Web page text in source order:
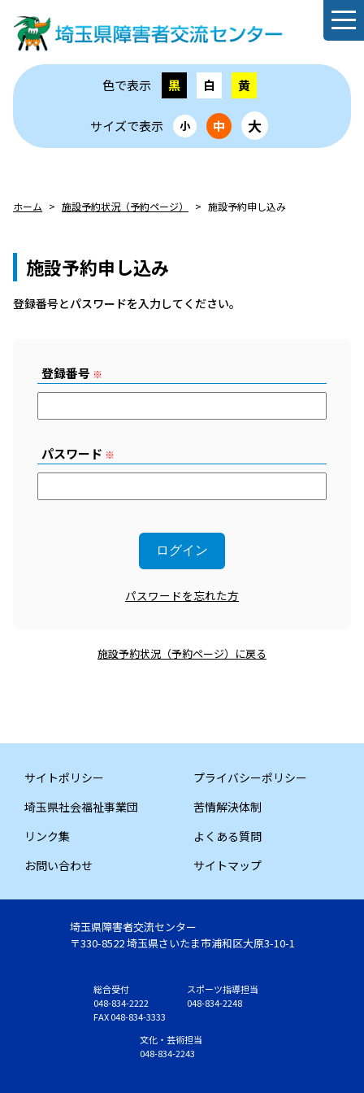
色で表示 黒 白 黄
サイズで表示 小 中 大
ホーム 施設予約状況（予約ページ） 施設予約申し込み
施設予約申し込み
登録番号とパスワードを⼊⼒してください。
登録番号 ※
パスワード ※
パスワードを忘れた方
施設予約状況（予約ページ）に戻る
サイトポリシー
プライバシーポリシー
埼玉県社会福祉事業団
苦情解決体制
リンク集
よくある質問
お問い合わせ
サイトマップ
埼玉県障害者交流センター
〒330-8522 埼玉県さいたま市浦和区大原3-10-1
総合受付
048-834-2222
FAX 048-834-3333
スポーツ指導担当
048-834-2248
文化・芸術担当
048-834-2243